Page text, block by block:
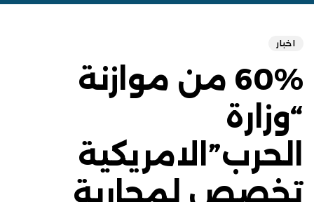
اخبار
60% من موازنة
“وزارة
الحرب”الامريكية
تخصص لمحاربة